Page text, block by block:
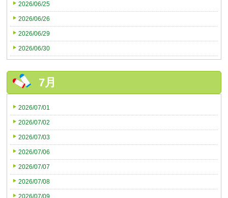
2026/06/25
2026/06/26
2026/06/29
2026/06/30
7月
2026/07/01
2026/07/02
2026/07/03
2026/07/06
2026/07/07
2026/07/08
2026/07/09